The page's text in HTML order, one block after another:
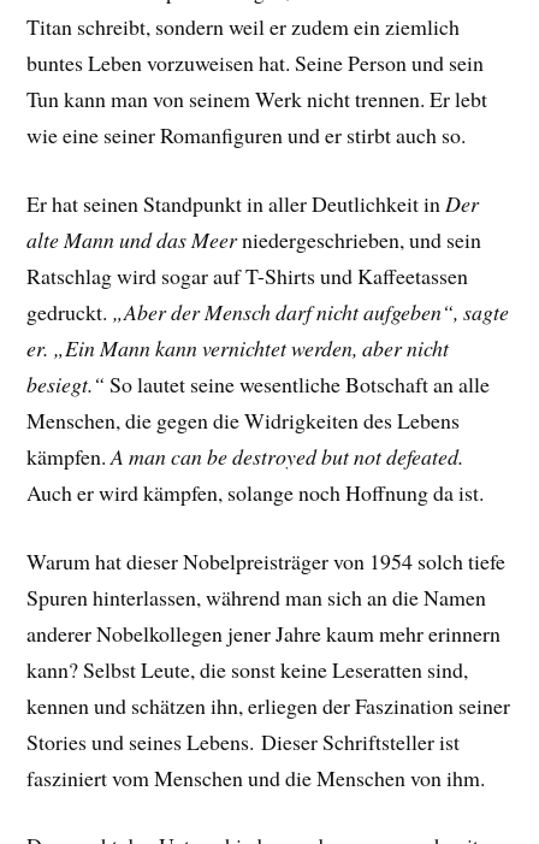
Titan schreibt, sondern weil er zudem ein ziemlich
buntes Leben vorzuweisen hat. Seine Person und sein
Tun kann man von seinem Werk nicht trennen. Er lebt
wie eine seiner Romanfiguren und er stirbt auch so.
Er hat seinen Standpunkt in aller Deutlichkeit in Der
alte Mann und das Meerniedergeschrieben, und sein
Ratschlag wird sogar auf T-Shirts und Kaffeetassen
gedruckt. „Aber der Mensch darf nicht aufgeben“, sagte
er. „Ein Mann kann vernichtet werden, aber nicht
besiegt.“So lautet seine wesentliche Botschaft an alle
Menschen, die gegen die Widrigkeiten des Lebens
kämpfen. A man can be destroyed but not defeated.
Auch er wird kämpfen, solange noch Hoffnung da ist.
Warum hat dieser Nobelpreisträger von 1954 solch tiefe
Spuren hinterlassen, während man sich an die Namen
anderer Nobelkollegen jener Jahre kaum mehr erinnern
kann? Selbst Leute, die sonst keine Leseratten sind,
kennen und schätzen ihn, erliegen der Faszination seiner
Stories und seines Lebens. Dieser Schriftsteller ist
fasziniert vom Menschen und die Menschen von ihm.